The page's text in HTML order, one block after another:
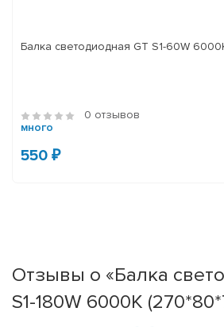
Балка светодиодная GT S1-60W
0 отзывов
много
550 ₽
Отзывы о «Балка
S1-180W 6000K